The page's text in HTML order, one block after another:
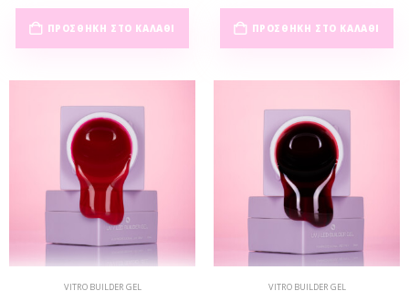
ΠΡΟΣΘΉΚΗ ΣΤΟ ΚΑΛΆΘΙ ΠΡΟΣΘΉΚΗ ΣΤΟ ΚΑΛΆΘΙ
VITRO BUILDER GEL VITRO BUILDER GEL